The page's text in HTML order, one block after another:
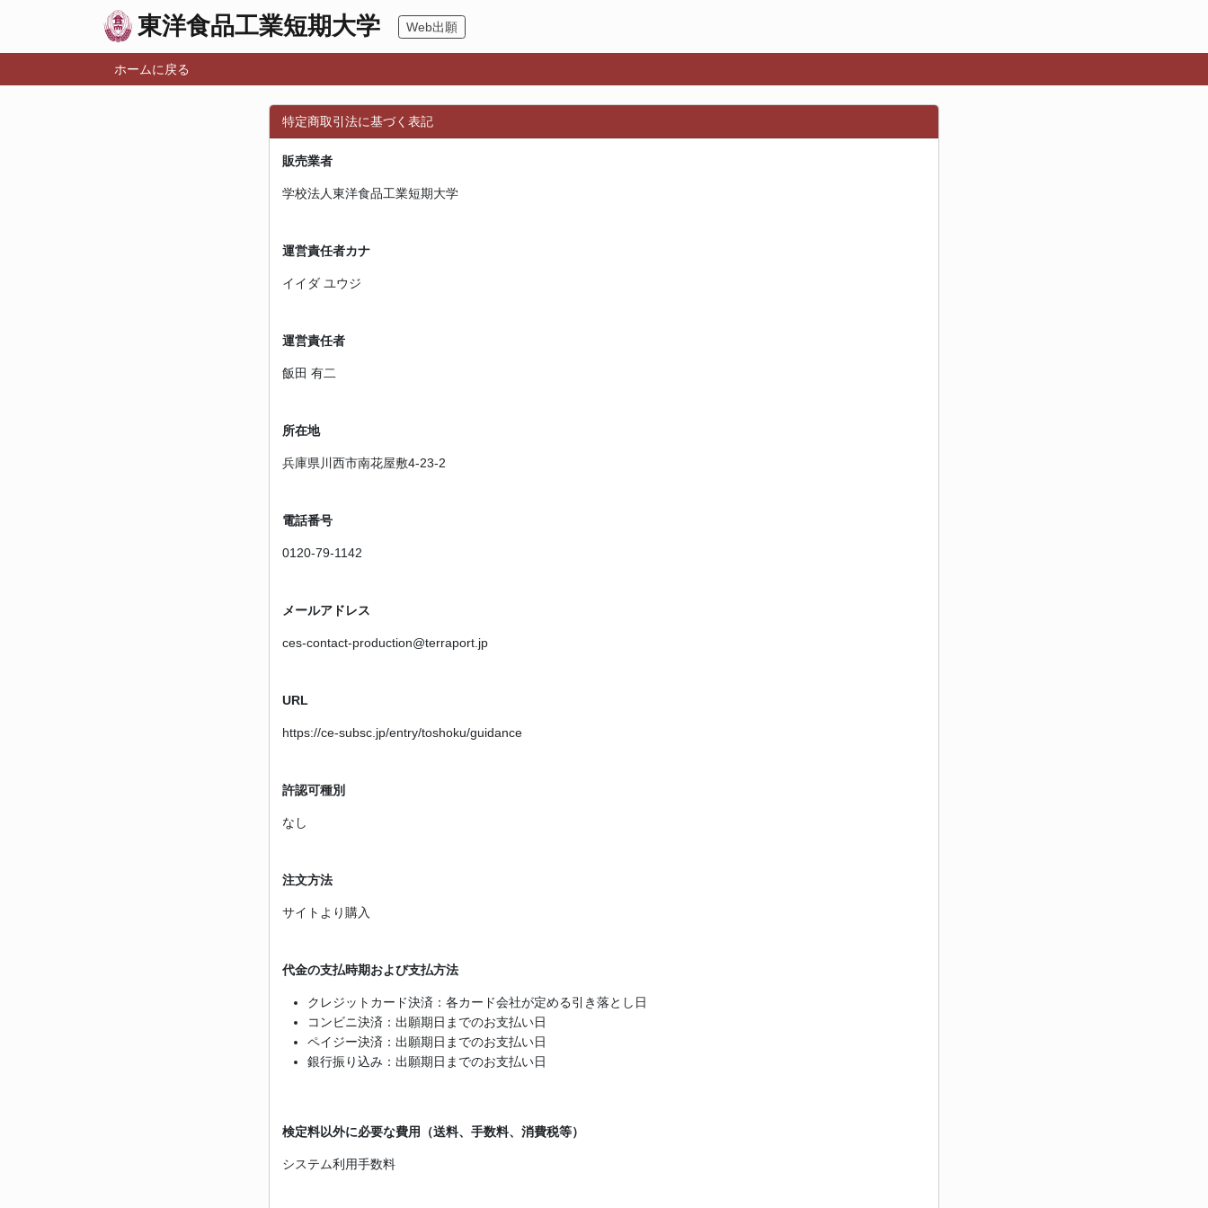
東洋食品工業短期大学 Web出願
ホームに戻る
特定商取引法に基づく表記
販売業者
学校法人東洋食品工業短期大学
運営責任者カナ
イイダ ユウジ
運営責任者
飯田 有二
所在地
兵庫県川西市南花屋敷4-23-2
電話番号
0120-79-1142
メールアドレス
ces-contact-production@terraport.jp
URL
https://ce-subsc.jp/entry/toshoku/guidance
許認可種別
なし
注文方法
サイトより購入
代金の支払時期および支払方法
クレジットカード決済：各カード会社が定める引き落とし日
コンビニ決済：出願期日までのお支払い日
ペイジー決済：出願期日までのお支払い日
銀行振り込み：出願期日までのお支払い日
検定料以外に必要な費用（送料、手数料、消費税等）
システム利用手数料